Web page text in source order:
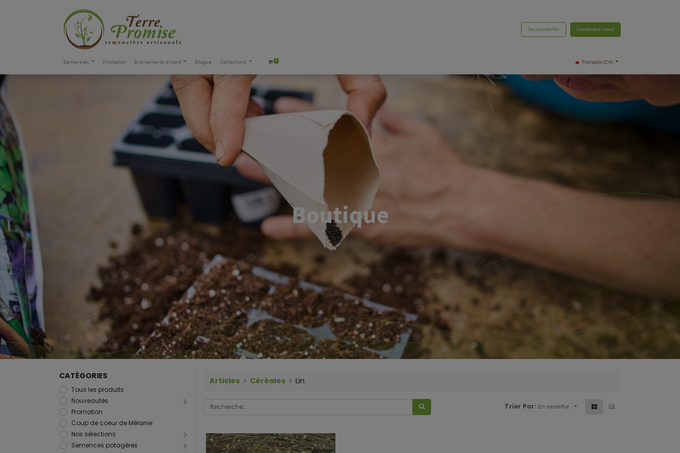
Se connecter Contactez-nous
Semences Promotion Événements et conf. Blogue Collections 0 Français (CA)
Boutique
CATÉGORIES
Tous les produits
Nouveautés
Promotion
Coup de coeur de Mélanie
Nos sélections
Semences potagères
Articles Céréales Lin
Trier Par: En vedette.